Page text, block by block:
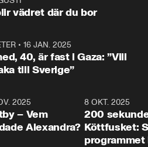
ställer
och
till svars.
Rohwedder ställer
statsminister Ulf
vädret där du bor
• 16 JAN. 2025
40, är fast i Gaza: ”Vill
till Sverige”
31:05
2025
– Vem
Alexandra?
8 OKT. 2025
200
Köttfusket:
programmet